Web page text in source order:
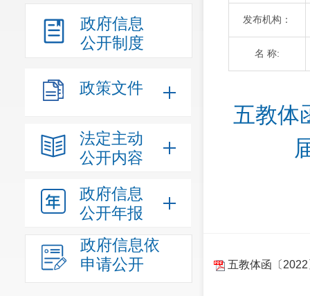
政府信息
公开制度
政策文件
法定主动
公开内容
政府信息
公开年报
政府信息依
申请公开
发布机构：
名 称:
五教体
五教体函〔